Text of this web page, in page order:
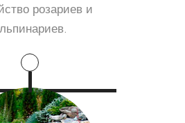
розариев и